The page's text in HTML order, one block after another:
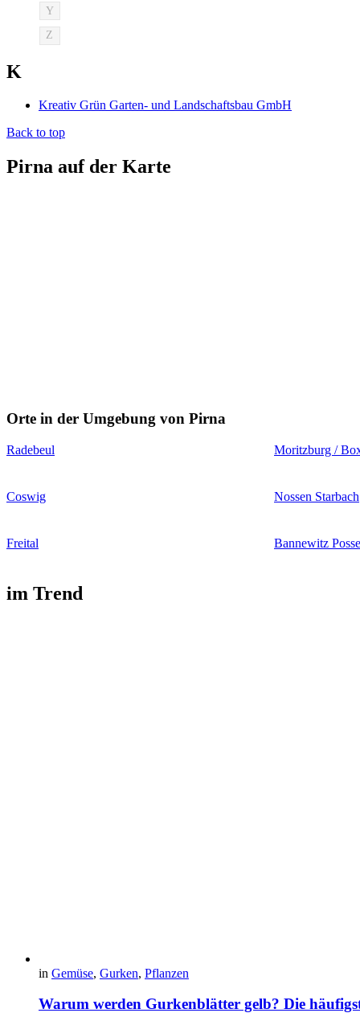
Y
Z
K
Kreativ Grün Garten- und Landschaftsbau GmbH
Back to top
Pirna auf der Karte
Orte in der Umgebung von Pirna
Radebeul Moritzburg /
Coswig Nossen Starbach
Freital Bannewitz
im Trend
in Gemüse, Gurken, Pflanzen
Warum werden Gurkenblätter gelb? Die